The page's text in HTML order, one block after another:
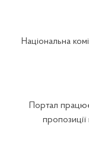
Національна
Портал